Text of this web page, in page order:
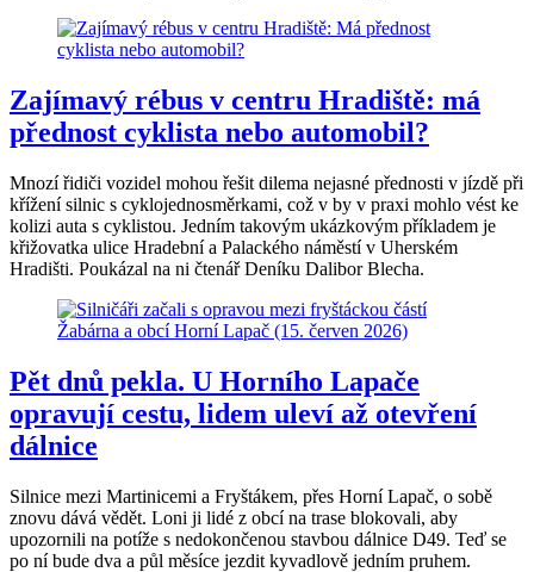
Zajímavý rébus v centru Hradiště: má
přednost cyklista nebo automobil?
Mnozí řidiči vozidel mohou řešit dilema nejasné přednosti v jízdě při
křížení silnic s cyklojednosměrkami, což v by v praxi mohlo vést ke
kolizi auta s cyklistou. Jedním takovým ukázkovým příkladem je
křižovatka ulice Hradební a Palackého náměstí v Uherském
Hradišti. Poukázal na ni čtenář Deníku Dalibor Blecha.
Pět dnů pekla. U Horního Lapače
opravují cestu, lidem uleví až otevření
dálnice
Silnice mezi Martinicemi a Fryštákem, přes Horní Lapač, o sobě
znovu dává vědět. Loni ji lidé z obcí na trase blokovali, aby
upozornili na potíže s nedokončenou stavbou dálnice D49. Teď se
po ní bude dva a půl měsíce jezdit kyvadlově jedním pruhem.